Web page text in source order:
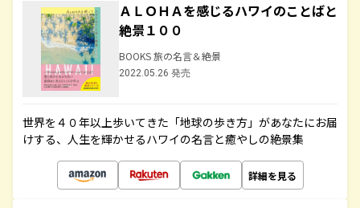
ＡＬＯＨＡを感じるハワイのことばと
絶景１００
BOOKS 旅の名言＆絶景
2022.05.26 発売
世界を４０年以上歩いてきた「地球の歩き方」があなたにお届
けする、人生を輝かせるハワイの名言と癒やしの絶景集
詳細を見る